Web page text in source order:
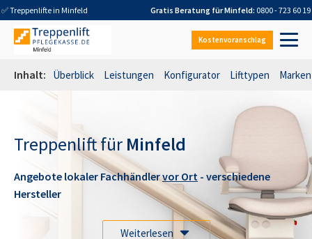
✅ Treppenlifte in Minfeld Gratis Beratung fürMinfeld: 0800 - 723 60 19
Kostenvoranschlag
Inhalt: Überblick Leistungen Konfigurator Lifttypen Marken
Treppenlift für Minfeld
Angebote lokaler Fachhändlervor Ort - verschiedene
Hersteller
Weiterlesen